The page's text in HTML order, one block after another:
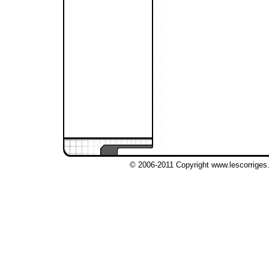
© 2006-2011 Copyright